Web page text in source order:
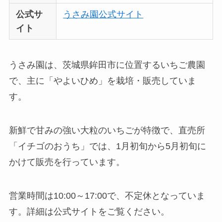
公式サ
イト
うさみ園公式サイト
うさみ園は、茨城県鉾田市に位置するいちご農園
で、主に「やよいひめ」を栽培・販売していま
す。
新鮮で甘みの強い大粒のいちごが特徴で、直売所
「イチゴのおうち」では、1月初旬から5月初旬に
かけて販売を行っています。
営業時間は10:00～17:00で、不定休となっていま
す。詳細は公式サイトをご覧ください。